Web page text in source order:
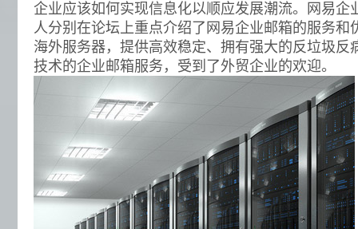
企业应该如何实现信息化以顺应发展潮流。网易企
人分别在论坛上重点介绍了网易企业邮箱的服务和
海外服务器，提供高效稳定、拥有强大的反垃圾反
技术的企业邮箱服务，受到了外贸企业的欢迎。